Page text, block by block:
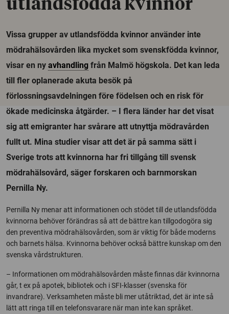
utlandsfödda kvinnor
Vissa grupper av utlandsfödda kvinnor använder inte
mödrahälsovården lika mycket som svenskfödda kvinnor,
visar en ny avhandling från Malmö högskola. Det kan leda
till fler oplanerade akuta besök på
förlossningsavdelningen före födelsen och en risk för
ökade medicinska åtgärder. – I flera länder har det visat
sig att emigranter har svårare att utnyttja mödravården
fullt ut. Mina studier visar att det är på samma sätt i
Sverige trots att kvinnorna har fri tillgång till svensk
mödrahälsovård, säger forskaren och barnmorskan
Pernilla Ny.
Pernilla Ny menar att informationen och stödet till de utlandsfödda
kvinnorna behöver förändras så att de bättre kan tillgodogöra sig
den preventiva mödrahälsovården, som är viktig för både moderns
och barnets hälsa. Kvinnorna behöver också bättre kunskap om den
svenska vårdstrukturen.
– Informationen om mödrahälsovården måste finnas där kvinnorna
går, t ex på apotek, bibliotek och i SFI-klasser (svenska för
invandrare). Verksamheten måste bli mer utåtriktad, det är inte så
lätt att ringa till en telefonsvarare när man inte kan språket.